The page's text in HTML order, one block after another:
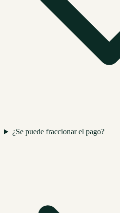
¿Se puede fraccionar el pago?